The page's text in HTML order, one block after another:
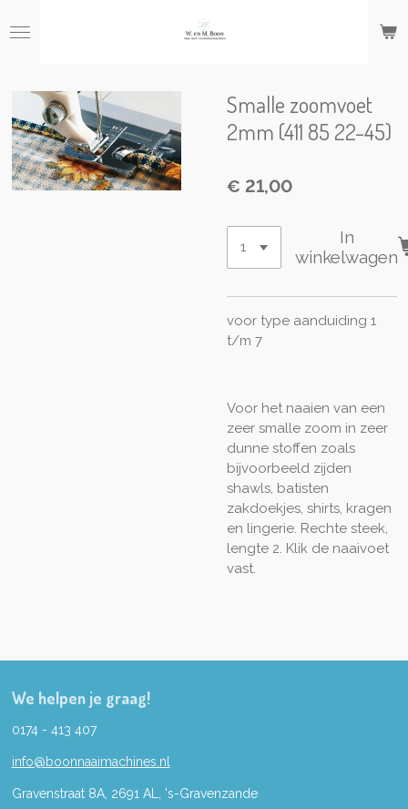
direct
hoofdinhoud
Smalle zoomvoet
2mm (411 85 22-45)
€ 21,00
In
winkelwagen
voor type aanduiding 1
t/m 7
Voor het naaien van een
zeer smalle zoom in zeer
dunne stoffen zoals
bijvoorbeeld zijden
shawls, batisten
zakdoekjes, shirts, kragen
en lingerie. Rechte steek,
lengte 2. Klik de naaivoet
vast.
We helpen je graag!
0174 - 413 407
info@boonnaaimachines.nl
Gravenstraat 8A, 2691 AL, 's-Gravenzande